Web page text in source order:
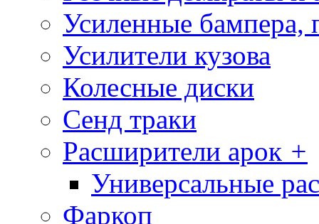
Усиленные бампера,
Усилители кузова
Колесные диски
Сенд траки
Расширители арок +
Универсальные
Фаркоп